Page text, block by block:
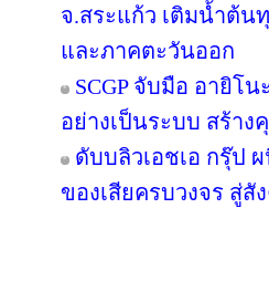
จ.สระแก้ว เติมน้ำต้น
และภาคตะวันออก
SCGP จับมือ อายิโ
อย่างเป็นระบบ สร้า
ดับบลิวเอชเอ กรุ๊ป
ของเสียครบวงจร สู่สั